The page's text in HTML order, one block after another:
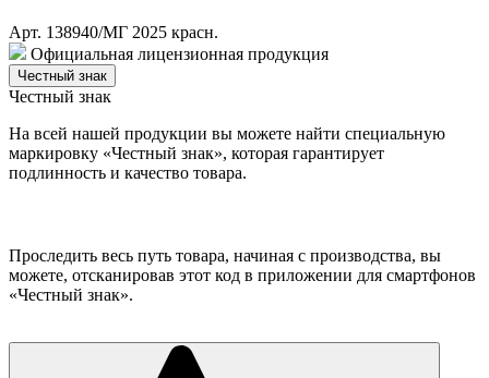
Арт. 138940/МГ 2025 красн.
Официальная лицензионная продукция
Честный знак
Честный знак
На всей нашей продукции вы можете найти специальную
маркировку «Честный знак», которая гарантирует
подлинность и качество товара.
Проследить весь путь товара, начиная с производства, вы
можете, отсканировав этот код в приложении для смартфонов
«Честный знак».